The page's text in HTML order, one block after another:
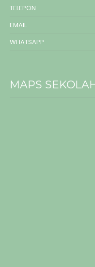
TELEPON
EMAIL
WHATSAPP
MAPS